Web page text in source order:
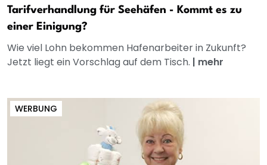
Tarifverhandlung für Seehäfen - Kommt es zu
einer Einigung?
Wie viel Lohn bekommen Hafenarbeiter in Zukunft?
Jetzt liegt ein Vorschlag auf dem Tisch. | mehr
WERBUNG